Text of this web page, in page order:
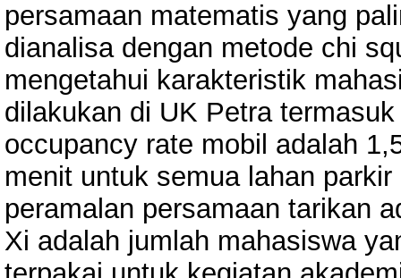
persamaan matematis yang
dianalisa dengan metode chi
mengetahui karakteristik
dilakukan di UK Petra
occupancy rate mobil adalah
menit untuk semua lahan
peramalan persamaan tarikan
Xi adalah jumlah mahasiswa